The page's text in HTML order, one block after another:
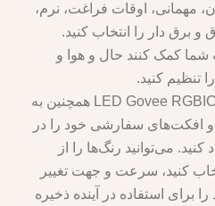
مهمانی، اوقات فراغت، نرم،
برق دار را انتخاب کنید.
شما کمک کنند حال و هوا و
تنظیم کنید.
- حالت DIY: چراغ‌های نوار LED Govee RGBIC همچنین به
افکت‌های سفارشی خود را در
کنید. می‌توانید رنگ‌ها را از
کنید، سرعت و جهت تغییر
برای استفاده در آینده ذخیره